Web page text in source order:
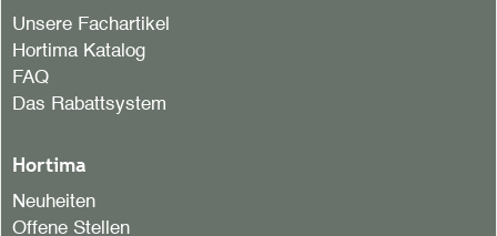
Unsere Fachartikel
Hortima Katalog
FAQ
Das Rabattsystem
Hortima
Neuheiten
Offene Stellen